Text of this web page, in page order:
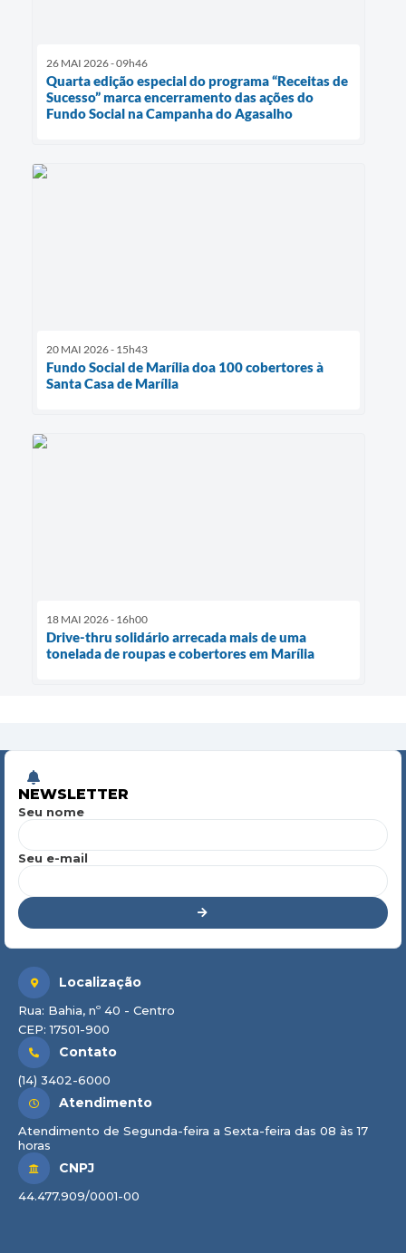
26 MAI 2026 - 09h46
Quarta edição especial do programa “Receitas de
Sucesso” marca encerramento das ações do
Fundo Social na Campanha do Agasalho
20 MAI 2026 - 15h43
Fundo Social de Marília doa 100 cobertores à
Santa Casa de Marília
18 MAI 2026 - 16h00
Drive-thru solidário arrecada mais de uma
tonelada de roupas e cobertores em Marília
NEWSLETTER
Seu nome
Seu e-mail
Localização
Rua: Bahia, nº 40 - Centro
CEP: 17501-900
Contato
(14) 3402-6000
Atendimento
Atendimento de Segunda-feira a Sexta-feira das 08 às 17
horas
CNPJ
44.477.909/0001-00